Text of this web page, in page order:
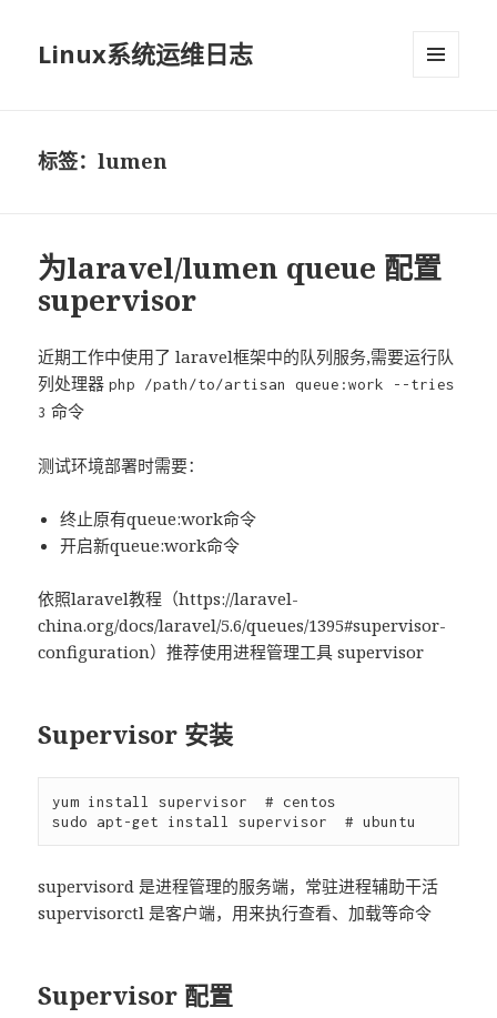
Linux系统运维日志
标签：lumen
为laravel/lumen queue 配置
supervisor
近期工作中使用了 laravel框架中的队列服务,需要运行队
列处理器php /path/to/artisan queue:work --tries
3 命令
测试环境部署时需要：
终止原有queue:work命令
开启新queue:work命令
依照laravel教程（https://laravel-
china.org/docs/laravel/5.6/queues/1395#supervisor-
configuration）推荐使用进程管理工具 supervisor
Supervisor 安装
yum install supervisor  # centos
supervisord 是进程管理的服务端，常驻进程辅助干活
supervisorctl 是客户端，用来执行查看、加载等命令
Supervisor 配置